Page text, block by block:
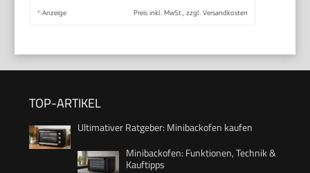
* Anzeige Preis inkl. MwSt., zzgl. Versandkosten
TOP-ARTIKEL
Ultimativer Ratgeber: Minibackofen kaufen
Minibackofen: Funktionen, Technik &
Kauftipps